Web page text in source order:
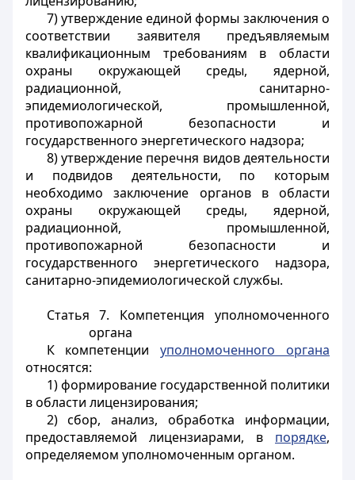
7) утверждение единой формы заключения о
соответствии заявителя предъявляемым
квалификационным требованиям в области
охраны окружающей среды, ядерной,
радиационной, санитарно-
эпидемиологической, промышленной,
противопожарной безопасности и
государственного энергетического надзора;
8) утверждение перечня видов деятельности
и подвидов деятельности, по которым
необходимо заключение органов в области
охраны окружающей среды, ядерной,
радиационной, промышленной,
противопожарной безопасности и
государственного энергетического надзора,
санитарно-эпидемиологической службы.
Статья 7. Компетенция уполномоченного
органа
К компетенцииуполномоченного органа
относятся:
1) формирование государственной политики
в области лицензирования;
2) сбор, анализ, обработка информации,
предоставляемой лицензиарами, в порядке,
определяемом уполномоченным органом.